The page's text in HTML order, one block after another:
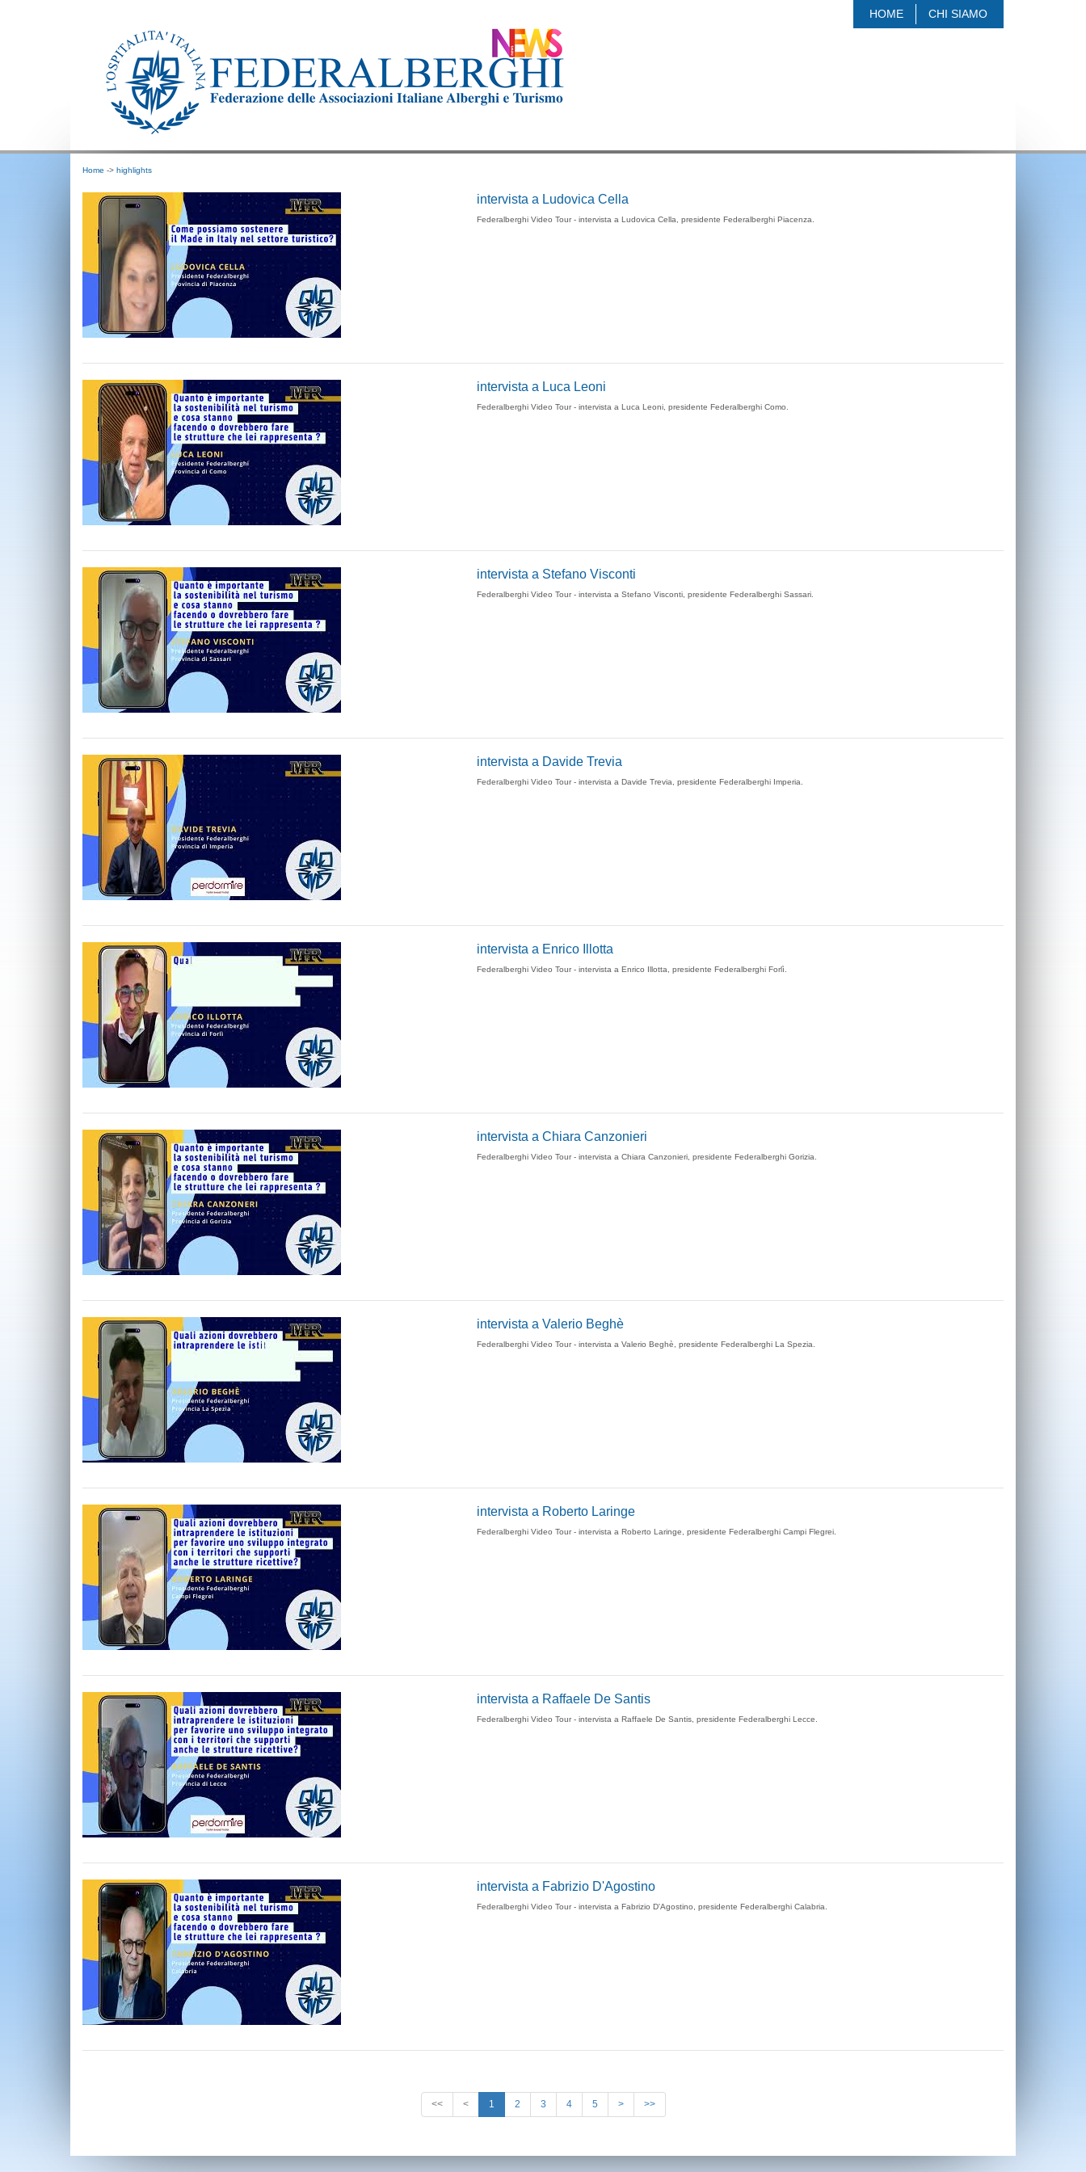
HOME CHI SIAMO
Home -> highlights
intervista a Ludovica Cella
Federalberghi Video Tour - intervista a Ludovica Cella, presidente Federalberghi Piacenza.
intervista a Luca Leoni
Federalberghi Video Tour - intervista a Luca Leoni, presidente Federalberghi Como.
intervista a Stefano Visconti
Federalberghi Video Tour - intervista a Stefano Visconti, presidente Federalberghi Sassari.
intervista a Davide Trevia
Federalberghi Video Tour - intervista a Davide Trevia, presidente Federalberghi Imperia.
intervista a Enrico Illotta
Federalberghi Video Tour - intervista a Enrico Illotta, presidente Federalberghi Forlì.
intervista a Chiara Canzonieri
Federalberghi Video Tour - intervista a Chiara Canzonieri, presidente Federalberghi Gorizia.
intervista a Valerio Beghè
Federalberghi Video Tour - intervista a Valerio Beghè, presidente Federalberghi La Spezia.
intervista a Roberto Laringe
Federalberghi Video Tour - intervista a Roberto Laringe, presidente Federalberghi Campi Flegrei.
intervista a Raffaele De Santis
Federalberghi Video Tour - intervista a Raffaele De Santis, presidente Federalberghi Lecce.
intervista a Fabrizio D'Agostino
Federalberghi Video Tour - intervista a Fabrizio D'Agostino, presidente Federalberghi Calabria.
<< < 1 2 3 4 5 > >>